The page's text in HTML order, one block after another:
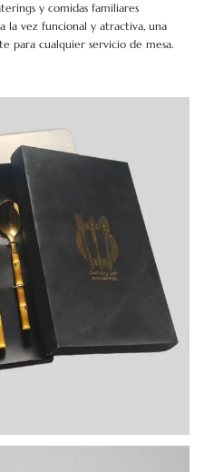
y comidas familiares
la vez funcional y atractiva, una
para cualquier servicio de mesa.